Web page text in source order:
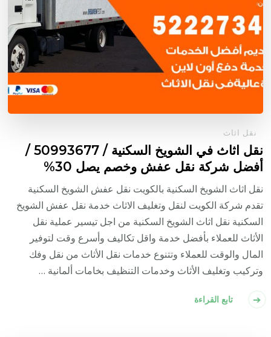
نقل اثاث
نقل اثاث في الشويخ السكنية / 50993677 /
أفضل شركة نقل عفش وخصم يصل 30%
نقل اثاث الشويخ السكنية بالكويت نقل عفش الشويخ السكنية
تقدم شركة الكويت لنقل وتغليف الاثاث خدمة نقل عفش الشويخ
السكنية نقل اثاث الشويخ السكنية من اجل تيسير عملية نقل
الأثاث للعملاء بأفضل خدمة واقل تكاليف وأسرع وقت لتوفير
المال والوقت للعملاء وتتنوع خدمات نقل الأثاث من نقل وفك
وتركيب وتغليف الأثاث وخدمات التنظيف بخامات ألمانية …
تابع القراءة